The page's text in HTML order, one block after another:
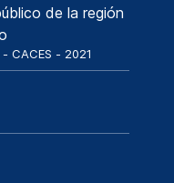
de la región
CACES - 2021